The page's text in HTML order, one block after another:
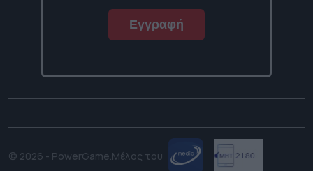
Εγγραφή
© 2026 - PowerGame. Μέλος του